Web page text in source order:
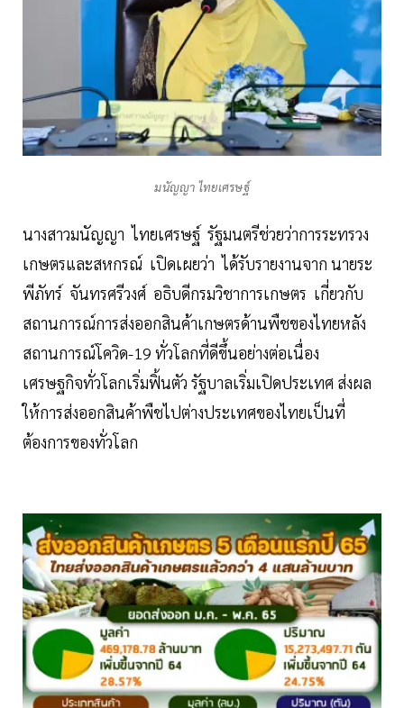
มนัญญา ไทยเศรษฐ์
นางสาวมนัญญา ไทยเศรษฐ์ รัฐมนตรีช่วยว่าการระทรวง
เกษตรและสหกรณ์ เปิดเผยว่า ได้รับรายงานจาก นายระ
พีภัทร์ จันทรศรีวงศ์ อธิบดีกรมวิชาการเกษตร เกี่ยวกับ
สถานการณ์การส่งออกสินค้าเกษตรด้านพืชของไทยหลัง
สถานการณ์โควิด-19 ทั่วโลกที่ดีขึ้นอย่างต่อเนื่อง
เศรษฐกิจทั่วโลกเริ่มฟิ้นตัว รัฐบาลเริ่มเปิดประเทศ ส่งผล
ให้การส่งออกสินค้าพืชไปต่างประเทศของไทยเป็นที่
ต้องการของทั่วโลก